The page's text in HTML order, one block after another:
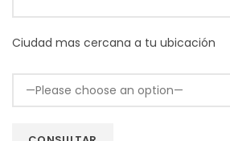
Ciudad mas cercana a tu ubicación